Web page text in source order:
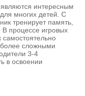
интересным
многих детей. С
тренирует память,
В процессе игровых
самостоятельно
сложными
3-4
в освоении